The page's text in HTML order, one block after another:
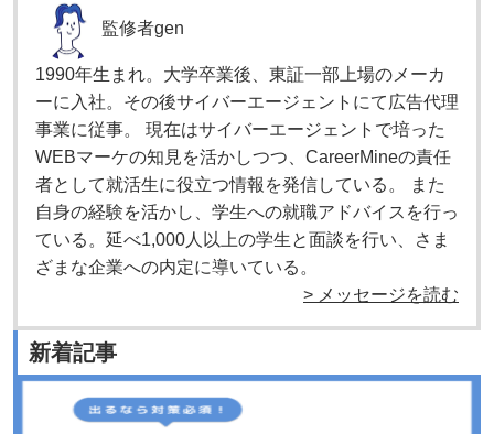
監修者gen
1990年生まれ。大学卒業後、東証一部上場のメーカ
ーに入社。その後サイバーエージェントにて広告代理
事業に従事。 現在はサイバーエージェントで培った
WEBマーケの知見を活かしつつ、CareerMineの責任
者として就活生に役立つ情報を発信している。 また
自身の経験を活かし、学生への就職アドバイスを行っ
ている。延べ1,000人以上の学生と面談を行い、さま
ざまな企業への内定に導いている。
> メッセージを読む
新着記事